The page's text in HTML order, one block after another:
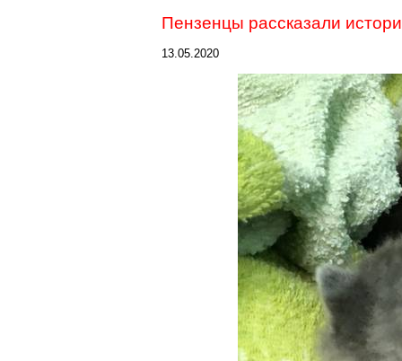
Пензенцы рассказали
13.05.2020